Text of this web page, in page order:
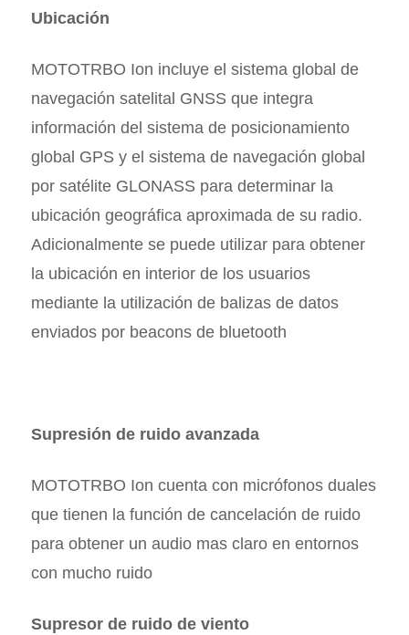
Ubicación
MOTOTRBO Ion incluye el sistema global de
navegación satelital GNSS que integra
información del sistema de posicionamiento
global GPS y el sistema de navegación global
por satélite GLONASS para determinar la
ubicación geográfica aproximada de su radio.
Adicionalmente se puede utilizar para obtener
la ubicación en interior de los usuarios
mediante la utilización de balizas de datos
enviados por beacons de bluetooth
Supresión de ruido avanzada
MOTOTRBO Ion cuenta con micrófonos duales
que tienen la función de cancelación de ruido
para obtener un audio mas claro en entornos
con mucho ruido
Supresor de ruido de viento